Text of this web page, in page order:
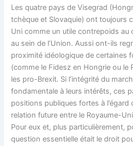
Les quatre pays de Visegrad
tchèque et Slovaquie) ont toujours
Uni comme un utile contrepoids au
au sein de l’Union. Aussi ont-ils
proximité idéologique de certaines
(comme le Fidesz en Hongrie ou le
les pro-Brexit. Si l’intégrité du
fondamentale à leurs intérêts, ces
positions publiques fortes à
relation future entre le Royaume-
Pour eux et, plus particulièrement,
question essentielle était le droit